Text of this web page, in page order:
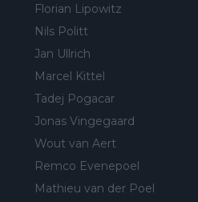
Florian Lipowitz
Nils Politt
Jan Ullrich
Marcel Kittel
Tadej Pogacar
Jonas Vingegaard
Wout van Aert
Remco Evenepoel
Mathieu van der Poel